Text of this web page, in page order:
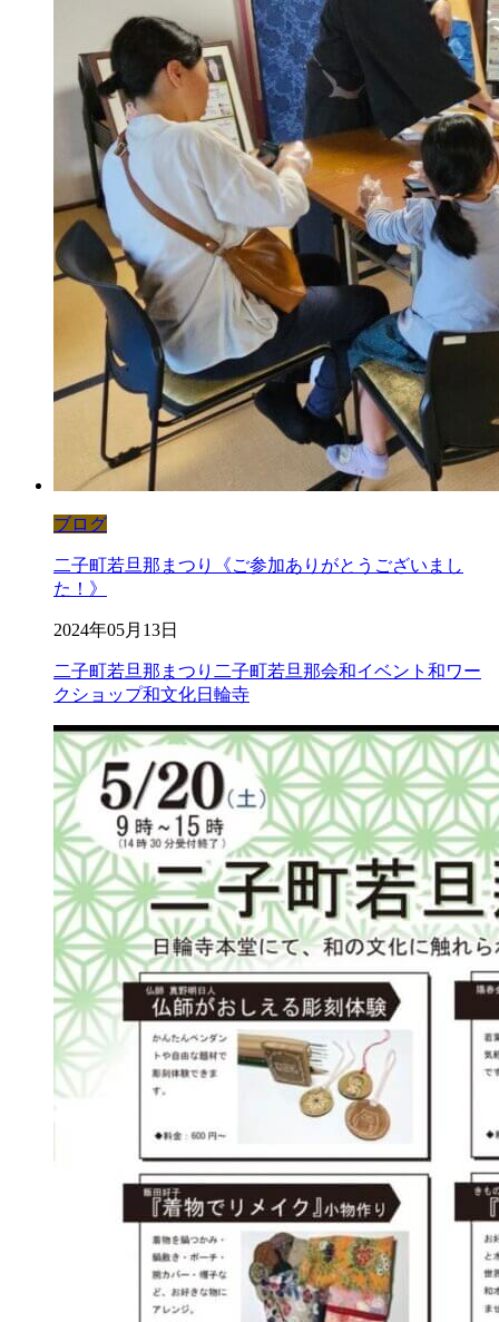
ブログ
二子町若旦那まつり《ご参加ありがとうございまし
た！》
2024年05月13日
二子町若旦那まつり 二子町若旦那会和イベント 和ワー
クショップ和文化日輪寺